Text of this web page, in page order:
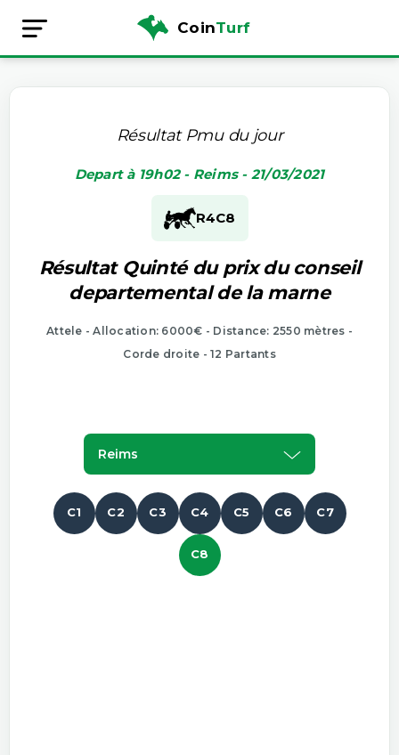
CoinTurf
Résultat Pmu du jour
Depart à 19h02 - Reims - 21/03/2021
R4C8
Résultat Quinté du prix du conseil
departemental de la marne
Attele - Allocation: 6000€ - Distance: 2550 mètres -
Corde droite - 12 Partants
Reims
C1 C2 C3 C4 C5 C6 C7
C8